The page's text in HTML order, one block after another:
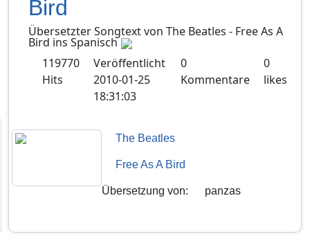
Bird
Übersetzter Songtext von The Beatles - Free As A
Bird ins Spanisch
119770
Hits
Veröffentlicht
2010-01-25
18:31:03
0
Kommentare
0
likes
The Beatles
Free As A Bird
Übersetzung von: panzas